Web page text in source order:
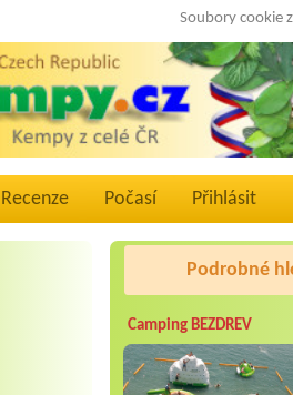
Soubory cookie
Recenze Počasí Přihlásit
Podrobné
Camping BEZDREV